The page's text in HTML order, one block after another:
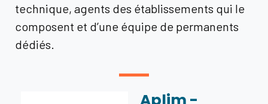
technique, agents des établissements qui le
composent et d’une équipe de permanents
dédiés.